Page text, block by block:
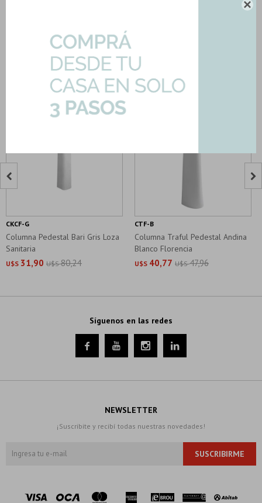

Productos que te pueden interesar
Columna Pedestal Bari Gris Loza
Sanitaria
U$S 31,90 U$S 80,24
CKCF-G
Columna Traful Pedestal Andina
Blanco Florencia
U$S 40,77 U$S 47,96
CTF-B
 
Síguenos en las redes
   
NEWSLETTER
¡Suscribite y recibí todas nuestras novedades!
SUSCRIBIRME